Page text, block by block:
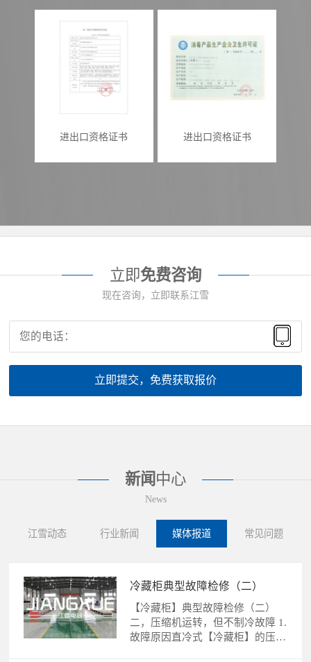
进出口资格证书 进出口资格证书
立即免费咨询
现在咨询，立即联系江雪
立即提交，免费获取报价
新闻 中心
News
江雪动态 行业新闻 媒体报道 常见问题
冷藏柜典型故障检修（二）
【冷藏柜】典型故障检修（二）
二，压缩机运转，但不制冷故障 1.
故障原因直冷式【冷藏柜】的压缩